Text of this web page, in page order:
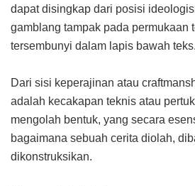
dapat disingkap dari posisi
gamblang tampak pada permukaan
tersembunyi dalam lapis bawah teks.
Dari sisi keperajinan atau
adalah kecakapan teknis atau
mengolah bentuk, yang secara
bagaimana sebuah cerita diolah,
dikonstruksikan.